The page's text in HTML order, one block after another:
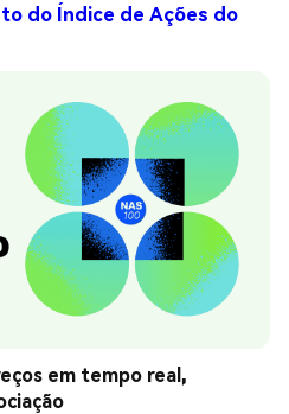
do Índice de Ações do
em tempo real,